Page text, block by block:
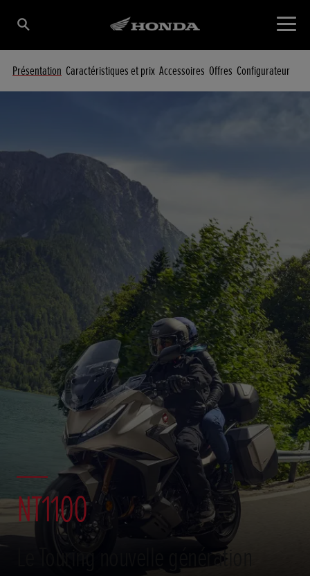
Présentation Caractéristiques et prix Accessoires Offres Configurateur
NT1100
Le Touring nouvelle génération